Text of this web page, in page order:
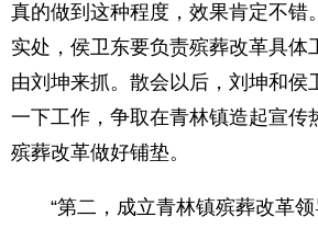
真的做到这种程度，效果肯定不错
实处，侯卫东要负责殡葬改革具体
由刘坤来抓。散会以后，刘坤和侯
一下工作，争取在青林镇造起宣传
殡葬改革做好铺垫。
“第二，成立青林镇殡葬改革领